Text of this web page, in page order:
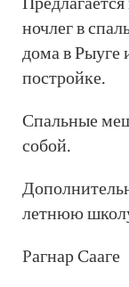
ночлег в
дома в Рыуге
постройке.
Спальные
собой.
летнюю
Pагнар Cааге